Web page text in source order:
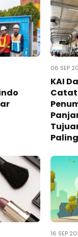
06 SEP
KAI
Catat
16 SEP